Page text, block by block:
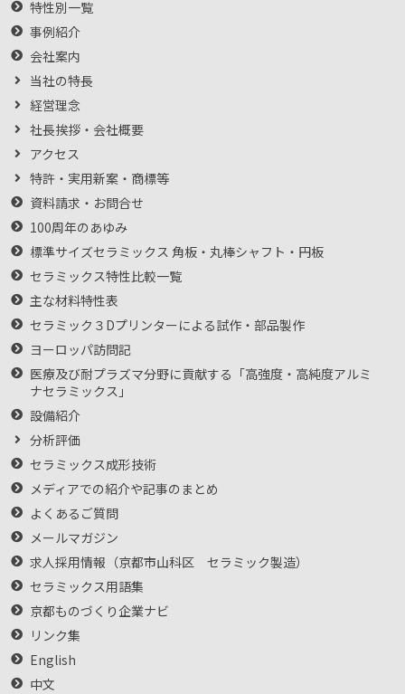
特性別一覧
事例紹介
会社案内
当社の特長
経営理念
社長挨拶・会社概要
アクセス
特許・実用新案・商標等
資料請求・お問合せ
100周年のあゆみ
標準サイズセラミックス 角板・丸棒シャフト・円板
セラミックス特性比較一覧
主な材料特性表
セラミック３Dプリンターによる試作・部品製作
ヨーロッパ訪問記
医療及び耐プラズマ分野に貢献する「高強度・高純度アルミ
ナセラミックス」
設備紹介
分析評価
セラミックス成形技術
メディアでの紹介や記事のまとめ
よくあるご質問
メールマガジン
求人採用情報（京都市山科区 セラミック製造）
セラミックス用語集
京都ものづくり企業ナビ
リンク集
English
中文